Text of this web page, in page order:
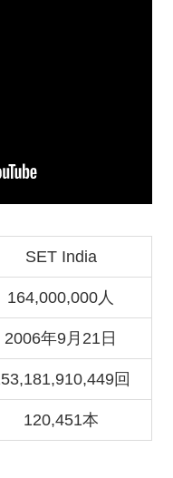
SET India
164,000,000人
2006年9月21日
回
120,451本